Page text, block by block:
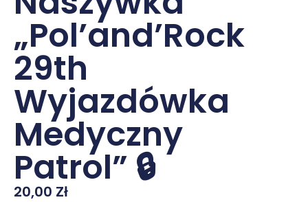
„Pol’and’Rock
29th
Wyjazdówka
Medyczny
Patrol” 🔒
20,00 Zł